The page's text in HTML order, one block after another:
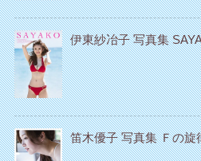
伊東紗冶子 写真集
笛木優子 写真集 Ｆの旋